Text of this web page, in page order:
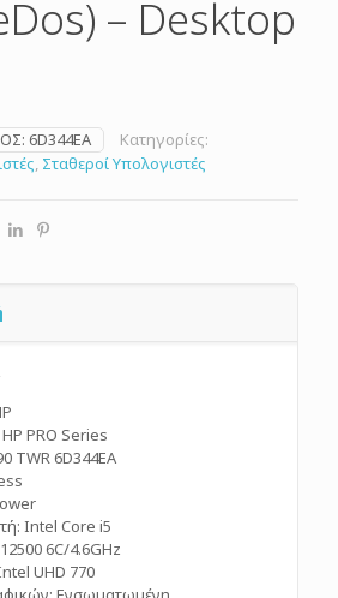
– Desktop
6D344EA
Κατηγορίες:
, Σταθεροί Υπολογιστές
PRO Series
TWR 6D344EA
Intel Core i5
6C/4.6GHz
UHD 770